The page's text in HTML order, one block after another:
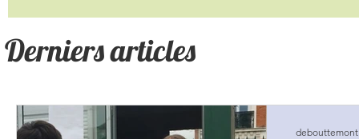
Derniers articles
debouttemont